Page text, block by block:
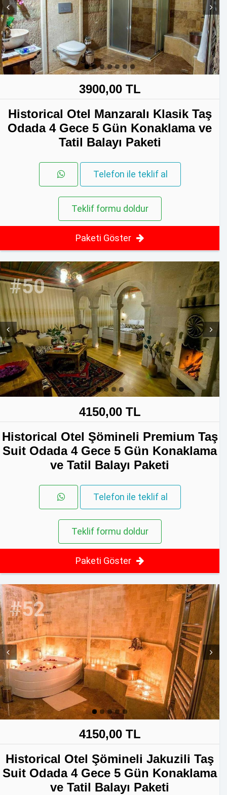
Prev Next
3900,00 TL
Historical Otel Manzaralı Klasik Taş
Odada 4 Gece 5 Gün Konaklama ve
Tatil Balayı Paketi
Telefon ile teklif al
Teklif formu doldur
Paketi Göster
Prev Next
#50
4150,00 TL
Historical Otel Şömineli Premium Taş
Suit Odada 4 Gece 5 Gün Konaklama
ve Tatil Balayı Paketi
Telefon ile teklif al
Teklif formu doldur
Paketi Göster
Prev Next
#52
4150,00 TL
Historical Otel Şömineli Jakuzili Taş
Suit Odada 4 Gece 5 Gün Konaklama
ve Tatil Balayı Paketi